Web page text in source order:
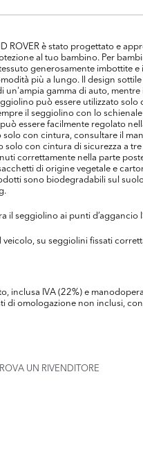
è stato progettato e
al tuo bambino. Per
generosamente imbottite
più a lungo. Il design
un'ampia gamma di auto,
può essere utilizzato
il seggiolino con lo
essere facilmente regolato
solo con cintura, consultare il
solo con cintura di sicurezza a
correttamente nella parte
di origine vegetale e
sono biodegradabili sul
il seggiolino ai punti d’aggancio
su seggiolini fissati
inclusa IVA (22%) e
di omologazione non inclusi,
UN RIVENDITORE